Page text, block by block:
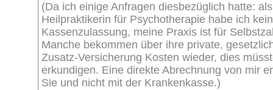
(Da ich einige Anfragen diesbezüglich hatte: als
Heilpraktikerin für Psychotherapie habe ich
Kassenzulassung, meine Praxis ist für
Manche bekommen über ihre private,
Zusatz-Versicherung Kosten wieder, dies
erkundigen. Eine direkte Abrechnung von mir
Sie und nicht mit der Krankenkasse.)